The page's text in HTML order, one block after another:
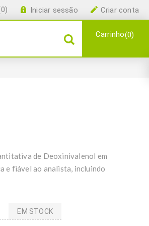
Criar conta
Iniciar sessão
Carrinho 0
de Deoxinivalenol em
e fiável ao analista, incluindo
EM STOCK